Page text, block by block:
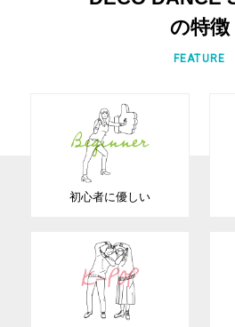
の特徴
FEATURE
初心者に優しい